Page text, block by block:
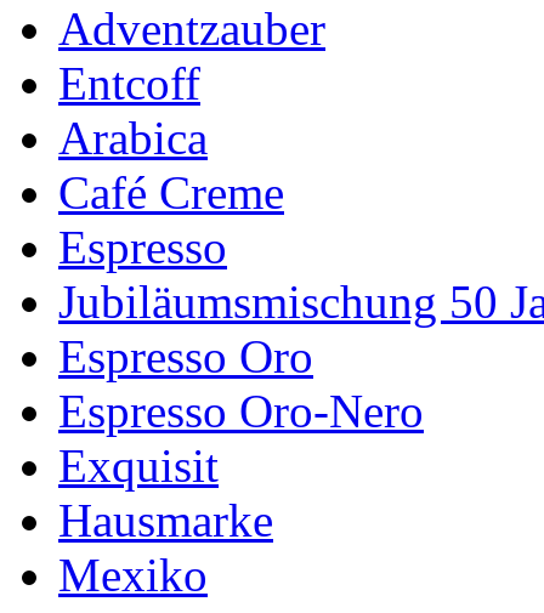
Adventzauber
Entcoff
Arabica
Café Creme
Espresso
Jubiläumsmischung 50
Espresso Oro
Espresso Oro-Nero
Exquisit
Hausmarke
Mexiko